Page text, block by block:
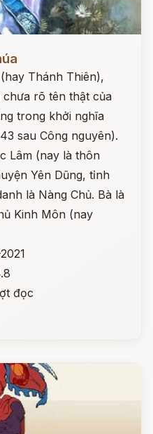
Thánh Thiên),
rõ tên thật của
trong khởi nghĩa
sau Công nguyên).
Lâm (nay là thôn
Yên Dũng, tỉnh
là Nàng Chủ. Bà là
Kinh Môn (nay
đọc